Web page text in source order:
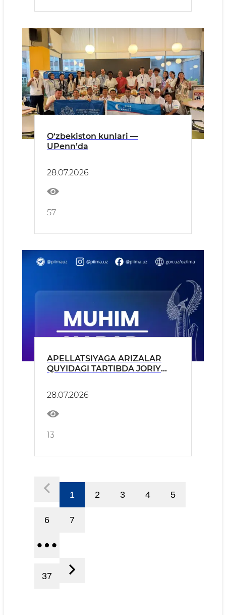
O‘zbekiston kunlari —
UPenn’da
28.07.2026
57
APELLATSIYAGA ARIZALAR
QUYIDAGI TARTIBDA JORIY
28.07.2026
13
1 2 3 4 5
6 7
37